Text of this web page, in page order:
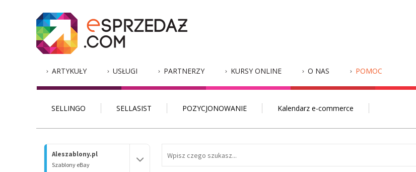
ARTYKUŁY USŁUGI PARTNERZY KURSY ONLINE O NAS POMOC
SELLINGO SELLASIST POZYCJONOWANIE Kalendarz e-commerce
Aleszablony.pl
Szablony eBay